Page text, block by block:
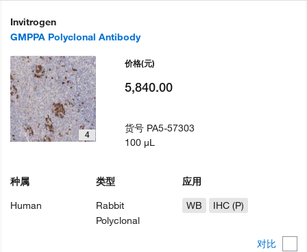
Invitrogen
GMPPA Polyclonal Antibody
对比
4
种属
Human
类型
Rabbit
Polyclonal
应用
WB
IHC (P)
价格(元)
5,840.00
货号 PA5-57303
100 µL